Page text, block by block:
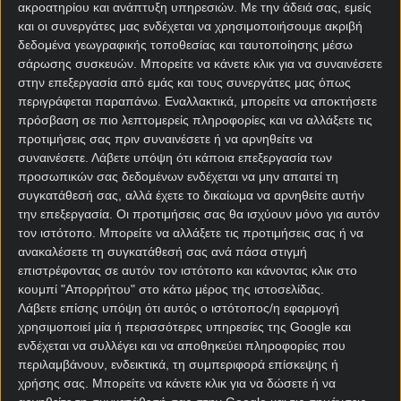
ακροατηρίου και ανάπτυξη υπηρεσιών. Με την άδειά σας, εμείς
και οι συνεργάτες μας ενδέχεται να χρησιμοποιήσουμε ακριβή
δεδομένα γεωγραφικής τοποθεσίας και ταυτοποίησης μέσω
σάρωσης συσκευών. Μπορείτε να κάνετε κλικ για να συναινέσετε
στην επεξεργασία από εμάς και τους συνεργάτες μας όπως
περιγράφεται παραπάνω. Εναλλακτικά, μπορείτε να αποκτήσετε
πρόσβαση σε πιο λεπτομερείς πληροφορίες και να αλλάξετε τις
προτιμήσεις σας πριν συναινέσετε ή να αρνηθείτε να
συναινέσετε. Λάβετε υπόψη ότι κάποια επεξεργασία των
προσωπικών σας δεδομένων ενδέχεται να μην απαιτεί τη
συγκατάθεσή σας, αλλά έχετε το δικαίωμα να αρνηθείτε αυτήν
την επεξεργασία. Οι προτιμήσεις σας θα ισχύουν μόνο για αυτόν
τον ιστότοπο. Μπορείτε να αλλάξετε τις προτιμήσεις σας ή να
ανακαλέσετε τη συγκατάθεσή σας ανά πάσα στιγμή
επιστρέφοντας σε αυτόν τον ιστότοπο και κάνοντας κλικ στο
κουμπί "Απορρήτου" στο κάτω μέρος της ιστοσελίδας.
Λάβετε επίσης υπόψη ότι αυτός ο ιστότοπος/η εφαρμογή
χρησιμοποιεί μία ή περισσότερες υπηρεσίες της Google και
ενδέχεται να συλλέγει και να αποθηκεύει πληροφορίες που
περιλαμβάνουν, ενδεικτικά, τη συμπεριφορά επίσκεψης ή
χρήσης σας. Μπορείτε να κάνετε κλικ για να δώσετε ή να
Απέναντί του, το Μαρόκο συνεχίζει να αποτελεί μία
από τις πιο ευχάριστες και ταυτόχρονα πιο
επικίνδυνες ομάδες του Παγκοσμίου, έχοντας ήδη
αποκλείσει την Ολλανδία και δείχνοντας ότι μπορεί
να κοιτάξει στα μάτια κάθε αντίπαλο.
Και επειδή τα μεγάλα παιχνίδια θέλουν πάντα κάτι
ξεχωριστό, ηSuperbetπροσφέρει το αγαπημένο
1UP*για νίκη της Γαλλίας.
👉 Αν η Γαλλία προηγηθεί με 1 γκολ διαφορά σε
οποιοδήποτε σημείο της αναμέτρησης, το στοίχημα
πληρώνεται αυτόματα ως νικητήριο, χωρίς να
χρειάζεται να περιμένεις το τελικό αποτέλεσμα.
Αυτό το Παγκόσμιο και με
SuperSocial!
Το Παγκόσμιο είναι γεμάτο προβλέψεις, αναλύσεις